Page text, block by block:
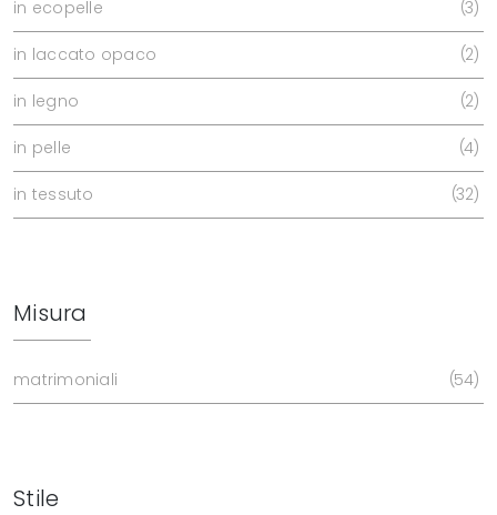
in ecopelle 3
in laccato opaco 2
in legno 2
in pelle 4
in tessuto 32
Misura
matrimoniali 54
Stile